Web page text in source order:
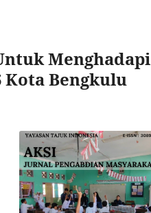
Menghadapi
Kota Bengkulu